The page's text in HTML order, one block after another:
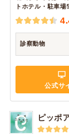
トホテル・駐車
診察動物
公式サ
ピッポ